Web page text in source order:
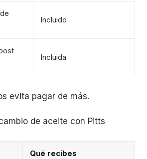
Incluido
Incluida
evita pagar de más.
de aceite con Pitts
Qué recibes